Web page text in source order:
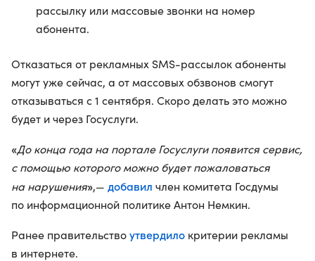
рассылку или массовые звонки на номер
абонента.
Отказаться от рекламных SMS-рассылок абоненты
могут уже сейчас, а от массовых обзвонов смогут
отказываться с 1 сентября. Скоро делать это можно
будет и через Госуслуги.
«До конца года на портале Госуслуги появится сервис,
с помощью которого можно будет пожаловаться
на нарушения»,— добавил член комитета Госдумы
по информационной политике Антон Немкин.
Ранее правительствоутвердило критерии рекламы
в интернете.